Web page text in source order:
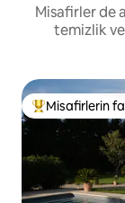
Misafirler de
temizlik
Misafirlerin
Misafirlerin